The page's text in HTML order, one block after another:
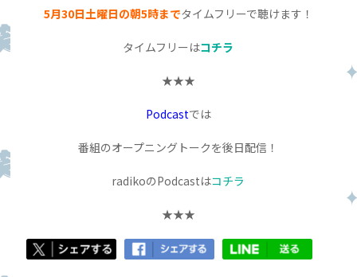
5月30日土曜日の朝5時までタイムフリーで聴けます！
タイムフリーはコチラ
★★★
Podcastでは
番組のオープニングトークを後日配信！
radikoのPodcastはコチラ
★★★